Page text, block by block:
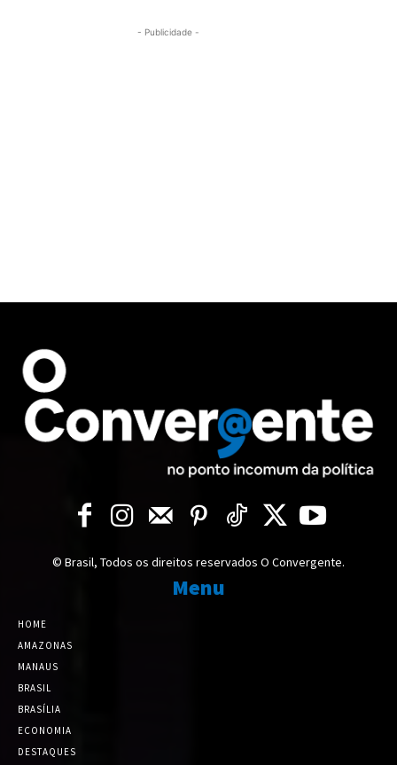
- Publicidade -
© Brasil, Todos os direitos reservados O Convergente.
Menu
HOME
AMAZONAS
MANAUS
BRASIL
BRASÍLIA
ECONOMIA
DESTAQUES